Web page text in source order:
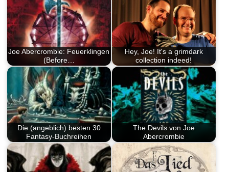
Joe Abercrombie: Feuerklingen
(Before…
Hey, Joe! It's a grimdark
collection indeed!
Die (angeblich) besten 30
Fantasy-Buchreihen
The Devils von Joe
Abercrombie